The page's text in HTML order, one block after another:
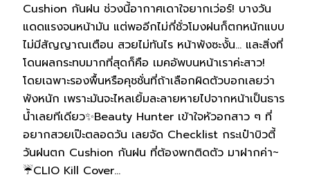
Cushion กันฝน ช่วงนี้อากาศเดาใจยากเว่อร์! บางวัน
แดดแรงจนหน้ามัน แต่พออีกไม่กี่ชั่วโมงฝนก็ตกหนักแบบ
ไม่มีสัญญาณเตือน สวยไม่ทันไร หน้าพังซะงั้น… และสิ่งที่
โดนผลกระทบมากที่สุดก็คือ เมคอัพบนหน้าเราค่ะสาว!
โดยเฉพาะรองพื้นหรือคุชชั่นที่ถ้าเลือกผิดตัวบอกเลยว่า
พังหนัก เพราะมันจะไหลเยิ้มละลายหายไปจากหน้าเป็นธาร
น้ำเลยทีเดียว✨Beauty Hunter เข้าใจหัวอกสาว ๆ ที่
อยากสวยเป๊ะตลอดวัน เลยจัด Checklist กระเป๋าบิวตี้
วันฝนตก Cushion กันฝน ที่ต้องพกติดตัว มาฝากค่า~
☔CLIO Kill Cover…